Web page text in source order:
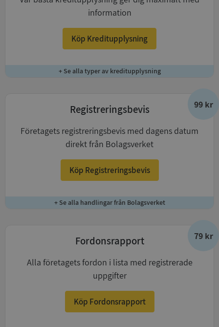
information
Köp Kreditupplysning
+ Se alla typer av kreditupplysning
99 kr
Registreringsbevis
Företagets registreringsbevis med dagens datum
direkt från Bolagsverket
Köp Registreringsbevis
+ Se alla handlingar från Bolagsverket
79 kr
Fordonsrapport
Alla företagets fordon i lista med registrerade
uppgifter
Köp Fordonsrapport